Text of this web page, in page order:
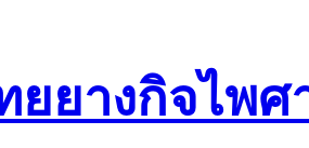
ยยางกิจไพศ